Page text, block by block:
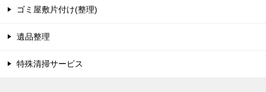
ゴミ屋敷片付け(整理)
遺品整理
特殊清掃サービス